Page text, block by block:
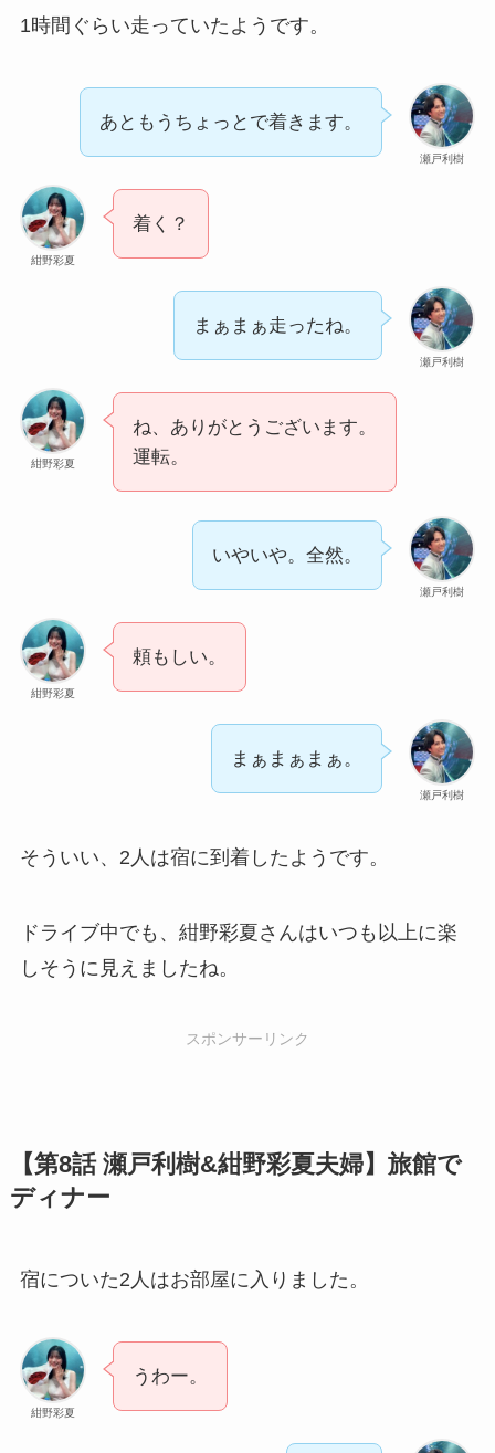
1時間ぐらい走っていたようです。
瀬戸利樹
あともうちょっとで着きます。
紺野彩夏
着く？
瀬戸利樹
まぁまぁ走ったね。
紺野彩夏
ね、ありがとうございます。
運転。
瀬戸利樹
いやいや。全然。
紺野彩夏
頼もしい。
瀬戸利樹
まぁまぁまぁ。
そういい、2人は宿に到着したようです。
ドライブ中でも、紺野彩夏さんはいつも以上に楽
しそうに見えましたね。
スポンサーリンク
【第8話 瀬戸利樹&紺野彩夏夫婦】旅館で
ディナー
宿についた2人はお部屋に入りました。
紺野彩夏
うわー。